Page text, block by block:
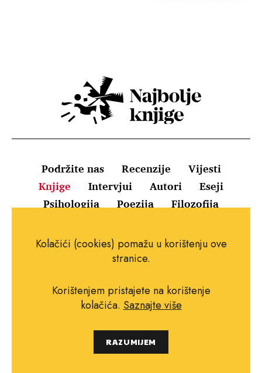
Podržite nas Recenzije
Vijesti
Knjige
Intervjui Autori
Eseji
Psihologija
Poezija Filozofija
Uvjeti korištenja
Pravila o kolačićima
Impressum
Copyright © 2010.-2021. najboljeknjige.com.
Kolačići (cookies) pomažu u korištenju ove
stranice.
Korištenjem pristajete na korištenje
kolačića. Saznajte više
RAZUMIJEM